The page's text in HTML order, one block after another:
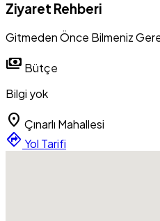
Ziyaret Rehberi
Gitmeden Önce Bilmeniz
payments Bütçe
Bilgi yok
location_on Çınarlı Mahallesi
directions Yol Tarifi